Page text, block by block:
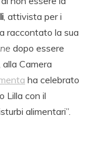
, attivista per i
raccontato la sua
dopo essere
Camera
ha celebrato
Lilla con il
alimentari”.